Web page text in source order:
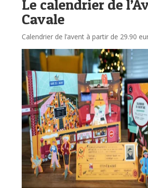
Le calendrier de
Cavale
Calendrier de l’avent à partir de 29.90